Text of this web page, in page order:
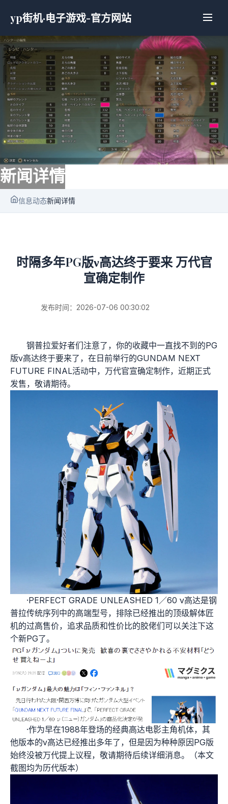
yp街机·电子游戏-官方网站
新闻详情
信息动态新闻详情
时隔多年PG版ν高达终于要来 万代官
宣确定制作
发布时间：2026-07-06 00:30:02
钢普拉爱好者们注意了，你的收藏中一直找不到的PG
版ν高达终于要来了，在日前举行的GUNDAM NEXT
FUTURE FINAL活动中，万代官宣确定制作，近期正式
发售，敬请期待。
·PERFECT GRADE UNLEASHED 1／60 ν高达是钢
普拉传统序列中的高端型号，排除已经推出的顶级解体匠
机的过高售价，追求品质和性价比的胶佬们可以关注下这
个新PG了。
·作为早在1988年登场的经典高达电影主角机体，其
他版本的ν高达已经推出多年了，但是因为种种原因PG版
始终没被万代提上议程，敬请期待后续详细消息。（本文
截图均为历代版本）